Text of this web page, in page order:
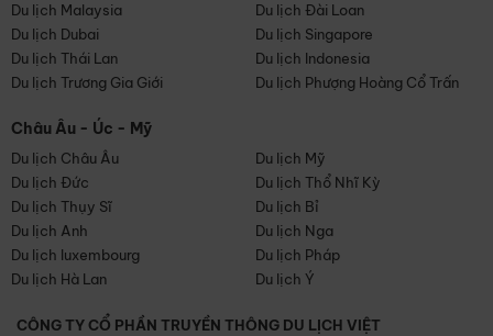
Du lịch Malaysia
Du lịch Đài Loan
Du lịch Dubai
Du lịch Singapore
Du lịch Thái Lan
Du lịch Indonesia
Du lịch Trương Gia Giới
Du lịch Phượng Hoàng Cổ Trấn
Châu Âu - Úc - Mỹ
Du lịch Châu Âu
Du lịch Mỹ
Du lịch Đức
Du lịch Thổ Nhĩ Kỳ
Du lịch Thụy Sĩ
Du lịch Bỉ
Du lịch Anh
Du lịch Nga
Du lịch luxembourg
Du lịch Pháp
Du lịch Hà Lan
Du lịch Ý
CÔNG TY CỔ PHẦN TRUYỀN THÔNG DU LỊCH VIỆT